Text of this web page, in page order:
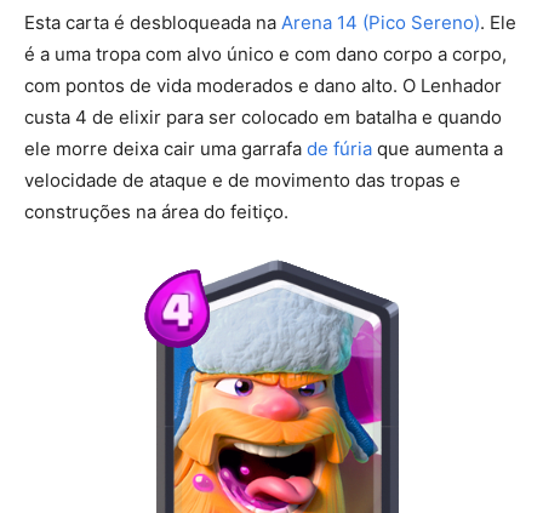
Esta carta é desbloqueada na Arena 14 (Pico Sereno). Ele
é a uma tropa com alvo único e com dano corpo a corpo,
com pontos de vida moderados e dano alto. O Lenhador
custa 4 de elixir para ser colocado em batalha e quando
ele morre deixa cair uma garrafa de fúria que aumenta a
velocidade de ataque e de movimento das tropas e
construções na área do feitiço.